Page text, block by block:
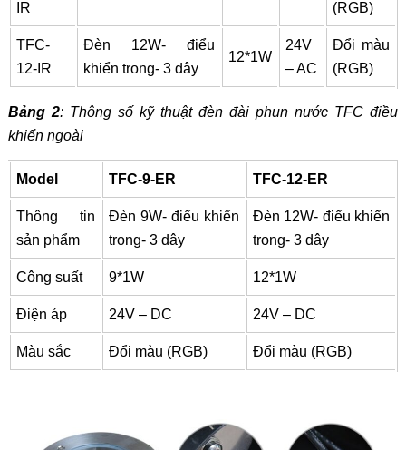
IR
(RGB)
TFC-
12-IR
Đèn 12W- điểu
khiển trong- 3 dây
12*1W
24V
– AC
Đổi màu
(RGB)
Bảng 2: Thông số kỹ thuật đèn đài phun nước TFC điều
khiển ngoài
Model TFC-9-ER TFC-12-ER
Thông tin
sản phẩm
Đèn 9W- điểu khiển
trong- 3 dây
Đèn 12W- điểu khiển
trong- 3 dây
Công suất 9*1W 12*1W
Điện áp 24V – DC 24V – DC
Màu sắc Đổi màu (RGB) Đổi màu (RGB)